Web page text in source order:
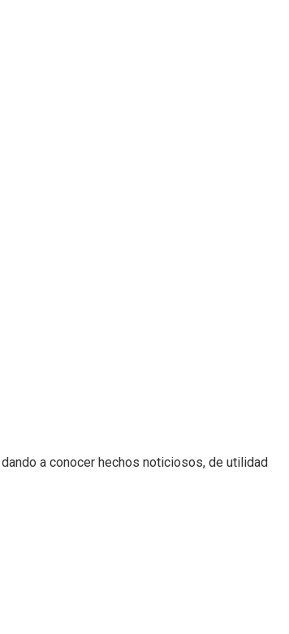
a conocer hechos noticiosos, de utilidad